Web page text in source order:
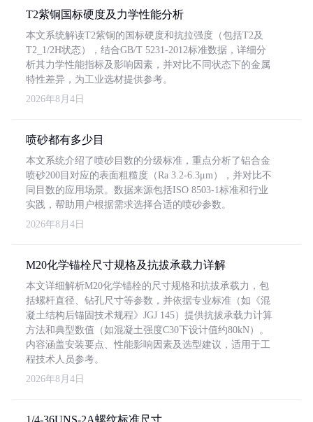
T2紫铜国标硬度及力学性能分析
本文系统解读T2紫铜的国标硬度和抗拉强度（包括T2及
T2_1/2H状态），结合GB/T 5231-2012标准数据，详细分
析其力学性能指标及影响因素，并对比不同状态下的金属
特性差异，为工业选材提供参考。
2026年8月4日
喷砂都有多少目
本文系统介绍了喷砂目数的分级标准，重点分析了铝合金
喷砂200目对应的表面粗糙度（Ra 3.2-6.3μm），并对比不
同目数的应用场景。数据来源包括ISO 8503-1标准和行业
实践，帮助用户根据需求选择合适的喷砂参数。
2026年8月4日
M20化学锚栓尺寸规格及抗拔承载力详解
本文详细解析M20化学锚栓的尺寸规格和抗拔承载力，包
括螺杆直径、钻孔尺寸等参数，并依据专业标准（如《混
凝土结构后锚固技术规程》JGJ 145）提供抗拔承载力计算
方法和典型数值（如混凝土强度C30下设计值约80kN）。
内容涵盖安装要点、性能影响因素及选型建议，适用于工
程技术人员参考。
2026年8月4日
1/4-36UNS-2A螺纹标准尺寸